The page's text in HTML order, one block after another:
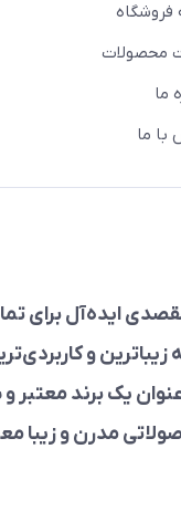
فروشگاه
محصولات
ما
با ما
ایده‌آل برای
و
یک برند معتبر
مدرن و زیبا